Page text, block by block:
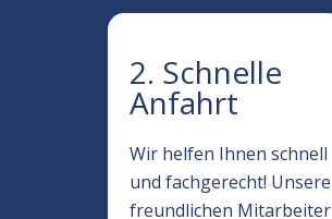
2. Schnelle
Anfahrt
Wir helfen Ihnen schnell
und fachgerecht! Unsere
freundlichen Mitarbeiter